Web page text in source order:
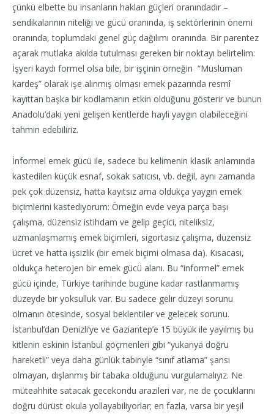
çünkü elbette bu insanların hakları güçleri oranındadır –
sendikalarının niteliği ve gücü oranında, iş sektörlerinin önemi
oranında, toplumdaki genel güç dağılımı oranında. Bir parentez
açarak mutlaka akılda tutulması gereken bir noktayı belirtelim:
İşyeri kaydı formel olsa bile, bir işçinin örneğin “Müslüman
kardeş” olarak işe alınmış olması emek pazarında resmî
kayıttan başka bir kodlamanın etkin olduğunu gösterir ve bunun
Anadolu’daki yeni gelişen kentlerde hayli yaygın olabileceğini
tahmin edebiliriz.
İnformel emek gücü ile, sadece bu kelimenin klasik anlamında
kastedilen küçük esnaf, sokak satıcısı, vb. değil, aynı zamanda
pek çok düzensiz, hatta kayıtsız ama oldukça yaygın emek
biçimlerini kastediyorum: Örneğin evde veya parça başı
çalışma, düzensiz istihdam ve gelip geçici, niteliksiz,
uzmanlaşmamış emek biçimleri, sigortasız çalışma, düzensiz
ücret ve hatta işsizlik (bir emek biçimi olmasa da). Kısacası,
oldukça heterojen bir emek gücü alanı. Bu “informel” emek
gücü içinde, Türkiye tarihinde bugüne kadar rastlanmamış
düzeyde bir yoksulluk var. Bu sadece gelir düzeyi sorunu
olmanın ötesinde, sosyal beklentiler ve gelecek sorunu.
İstanbul’dan Denizli’ye ve Gaziantep’e 15 büyük ile yayılmış bu
kitlenin eskinin İstanbul göçmenleri gibi “yukarıya doğru
hareketli” veya daha günlük tabiriyle “sınıf atlama” şansı
olmayan, dışlanmış bir tabaka olduğunu vurgulamalıyız. Ne
müteahhite satacak gecekondu arazileri var, ne de çocuklarını
doğru dürüst okula yollayabiliyorlar; en fazla, varsa bir yeşil